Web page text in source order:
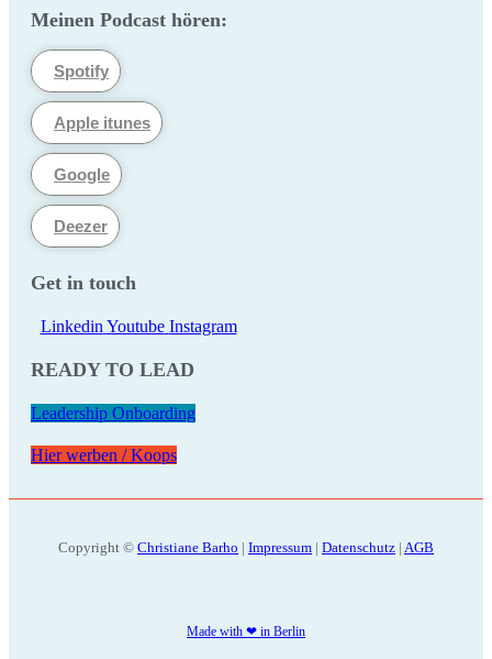
Meinen Podcast hören:
Spotify
Apple itunes
Google
Deezer
Get in touch
Linkedin Youtube Instagram
READY TO LEAD
Leadership Onboarding
Hier werben / Koops
Copyright © Christiane Barho | Impressum | Datenschutz | AGB
Made with ❤ in Berlin